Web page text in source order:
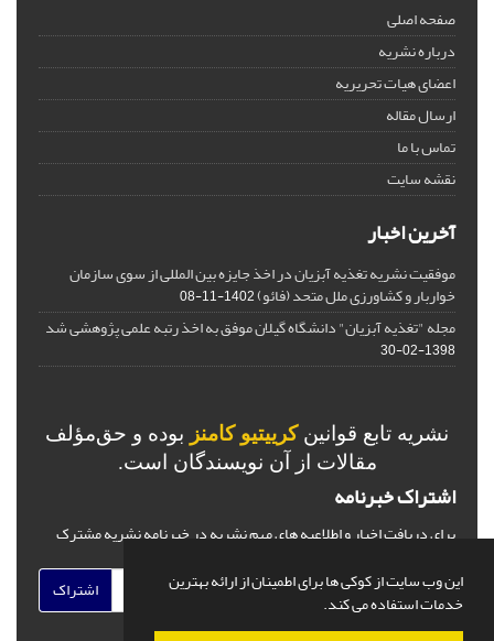
این وب سایت از کوکی ها برای اطمینان از ارائه بهترین
خدمات استفاده می کند.
صفحه اصلی
درباره نشریه
اعضای هیات تحریریه
ارسال مقاله
تماس با ما
نقشه سایت
آخرین اخبار
موفقیت نشریه تغذیه آبزیان در اخذ جایزه بین المللی از سوی سازمان
خواربار و کشاورزی ملل متحد (فائو)1402-11-08
مجله "تغذیه آبزیان" دانشگاه گیلان موفق به اخذ رتبه علمی پژوهشی شد
1398-02-30
نشریه تابع قوانینکرییتیو کامنز بوده و حق‌مؤلف
مقالات از آن نویسندگان است.
اشتراک خبرنامه
برای دریافت اخبار و اطلاعیه های مهم نشریه در خبرنامه نشریه مشترک
اشتراک